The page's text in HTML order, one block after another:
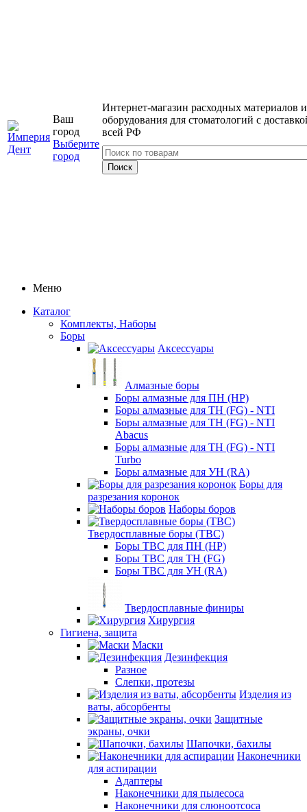
Ваш
город
Выберите
город
Интернет-магазин расходных материалов и
оборудования для стоматологий с
всей РФ
Меню
Каталог
Комплекты, Наборы
Боры
Аксессуары
Алмазные боры
Боры алмазные для ПН (HP)
Боры алмазные для ТН (FG) - NTI
Боры алмазные для ТН (FG) - NTI
Abacus
Боры алмазные для ТН (FG) - NTI
Turbo
Боры алмазные для УН (RA)
Боры для
разрезания коронок
Наборы боров
Твердосплавные боры (ТВС)
Боры ТВС для ПН (HP)
Боры ТВС для ТН (FG)
Боры ТВС для УН (RA)
Твердосплавные финиры
Хирургия
Гигиена, защита
Маски
Дезинфекция
Разное
Слепки, протезы
Изделия из
ваты, абсорбенты
Защитные
экраны, очки
Шапочки, бахилы
Наконечники
для аспирации
Адаптеры
Наконечники для пылесоса
Наконечники для слюноотсоса